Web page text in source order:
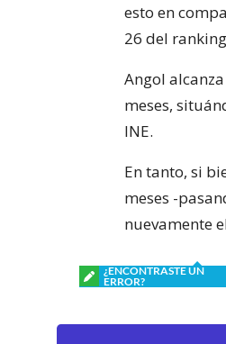
esto en
26 del
Angol
meses,
INE.
En tanto, si
meses -
nuevamente
¿ENCONTRASTE UN
ERROR?